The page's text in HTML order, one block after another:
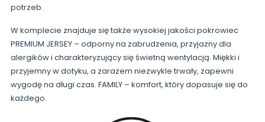
potrzeb.
W komplecie znajduje się także wysokiej jakości pokrowiec
PREMIUM JERSEY – odporny na zabrudzenia, przyjazny dla
alergików i charakteryzujący się świetną wentylacją. Miękki i
przyjemny w dotyku, a zarazem niezwykle trwały, zapewni
wygodę na długi czas. FAMILY – komfort, który dopasuje się do
każdego.